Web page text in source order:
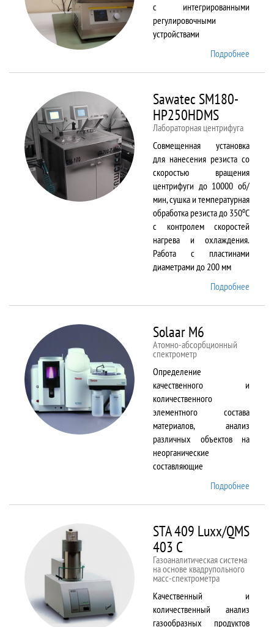
с интегрированными
регулировочными
устройствами
Подробнее
Sawatec SM180-
HP250HDMS
Лабораторная центрифуга
Совмещенная установка
для нанесения резиста со
скоростью вращения
центрифуги до 10000 об/
мин, сушка и температурная
обработка резиста до 350оС
с контролем скоростей
нагрева и охлаждения.
Работа с пластинами
диаметрами до 200 мм
Подробнее
Solaar M6
Атомно-абсорбционный
спектрометр
Определение
качественного и
количественного
элементного состава
материалов, анализ
различных объектов на
неорганические
составляющие
Подробнее
STA 409 Luxx/QMS
403 C
Газоаналитическая система
на основе квадрупольного
масс-спектрометра
Качественный и
количественный анализ
газообразных продуктов